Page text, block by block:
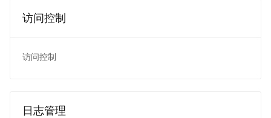
访问控制
访问控制
日志管理